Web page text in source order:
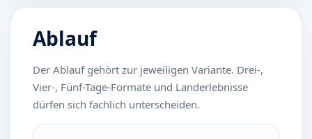
Ablauf
Der Ablauf gehört zur jeweiligen Variante. Drei-,
Vier-, Fünf-Tage-Formate und Landerlebnisse
dürfen sich fachlich unterscheiden.